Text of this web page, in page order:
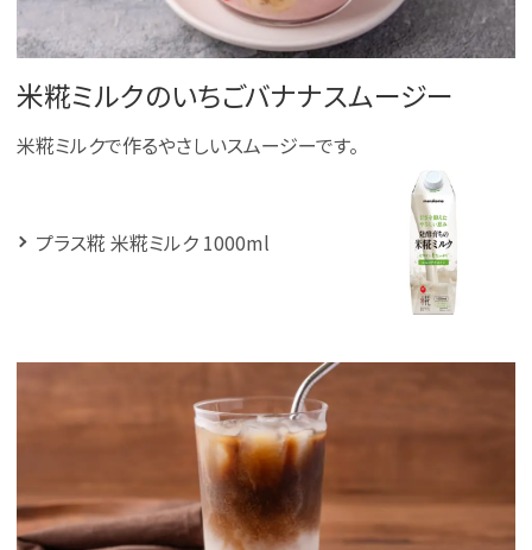
米糀ミルクのいちごバナナスムージー
米糀ミルクで作るやさしいスムージーです。
プラス糀 米糀ミルク 1000ml